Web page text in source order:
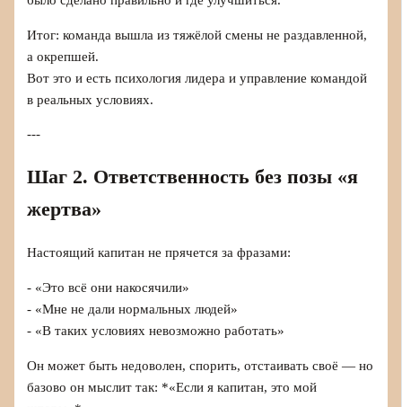
Итог: команда вышла из тяжёлой смены не раздавленной,
а окрепшей.
Вот это и есть психология лидера и управление командой
в реальных условиях.
---
Шаг 2. Ответственность без позы «я
жертва»
Настоящий капитан не прячется за фразами:
- «Это всё они накосячили»
- «Мне не дали нормальных людей»
- «В таких условиях невозможно работать»
Он может быть недоволен, спорить, отстаивать своё — но
базово он мыслит так: *«Если я капитан, это мой